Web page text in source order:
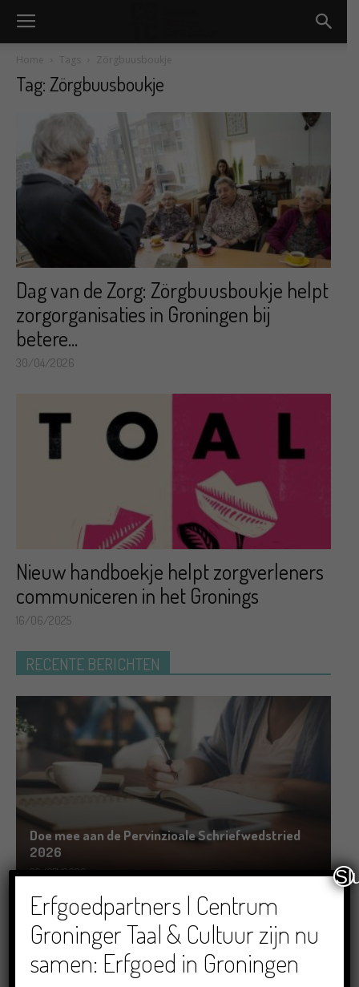
Home Tags Zörgbuusboukje
Tag: Zörgbuusboukje
Dag van de Zorg: Zörgbuusboukje helpt
zorgorganisaties in Groningen bij
betere...
30/04/2026
Nieuw handboekje helpt zorgverleners
communiceren in het Gronings
16/06/2025
RECENTE BERICHTEN
Doe mee aan de Pervinzioale Schriefwedstried
2026
22/07/2026
Erfgoedpartners | Centrum
Groninger Taal & Cultuur zijn nu
samen: Erfgoed in Groningen